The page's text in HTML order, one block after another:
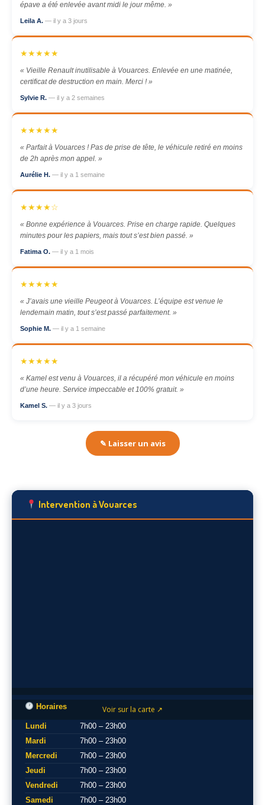
épave a été enlevée avant midi le jour même. »
Leila A. — il y a 3 jours
★★★★★
« Vieille Renault inutilisable à Vouarces. Enlevée en une matinée,
certificat de destruction en main. Merci ! »
Sylvie R. — il y a 2 semaines
★★★★★
« Parfait à Vouarces ! Pas de prise de tête, le véhicule retiré en moins
de 2h après mon appel. »
Aurélie H. — il y a 1 semaine
★★★★☆
« Bonne expérience à Vouarces. Prise en charge rapide. Quelques
minutes pour les papiers, mais tout s’est bien passé. »
Fatima O. — il y a 1 mois
★★★★★
« J’avais une vieille Peugeot à Vouarces. L’équipe est venue le
lendemain matin, tout s’est passé parfaitement. »
Sophie M. — il y a 1 semaine
★★★★★
« Kamel est venu à Vouarces, il a récupéré mon véhicule en moins
d’une heure. Service impeccable et 100% gratuit. »
Kamel S. — il y a 3 jours
✎ Laisser un avis
Intervention à Vouarces
Voir sur la carte ↗
Horaires
Lundi
7h00 – 23h00
Mardi
7h00 – 23h00
Mercredi
7h00 – 23h00
Jeudi
7h00 – 23h00
Vendredi
7h00 – 23h00
Samedi
7h00 – 23h00